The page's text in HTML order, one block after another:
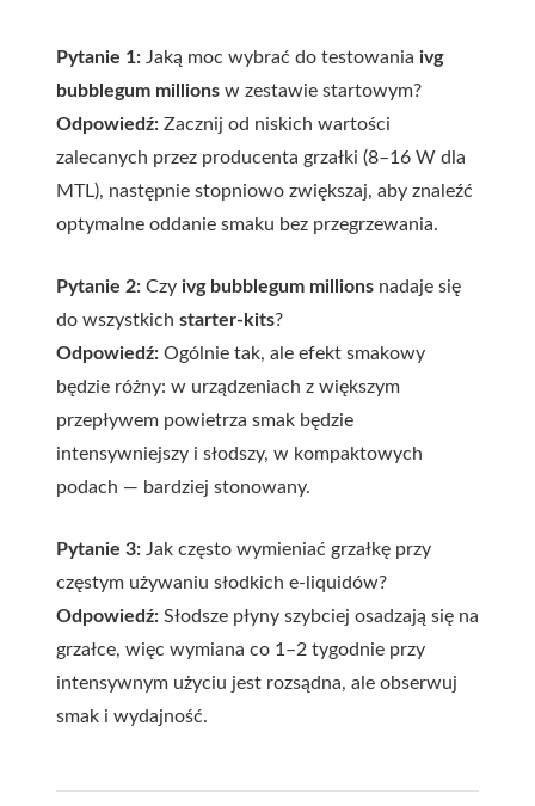
Pytanie 1: Jaką moc wybrać do testowania ivg
bubblegum millions w zestawie startowym?
Odpowiedź: Zacznij od niskich wartości
zalecanych przez producenta grzałki (8–16 W dla
MTL), następnie stopniowo zwiększaj, aby znaleźć
optymalne oddanie smaku bez przegrzewania.
Pytanie 2: Czy ivg bubblegum millions nadaje się
do wszystkich starter-kits?
Odpowiedź: Ogólnie tak, ale efekt smakowy
będzie różny: w urządzeniach z większym
przepływem powietrza smak będzie
intensywniejszy i słodszy, w kompaktowych
podach — bardziej stonowany.
Pytanie 3: Jak często wymieniać grzałkę przy
częstym używaniu słodkich e-liquidów?
Odpowiedź: Słodsze płyny szybciej osadzają się na
grzałce, więc wymiana co 1–2 tygodnie przy
intensywnym użyciu jest rozsądna, ale obserwuj
smak i wydajność.